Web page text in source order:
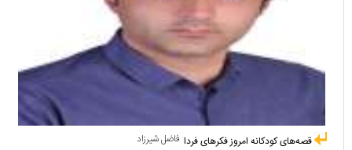
فاضل شیرزاد قصه‌های کودکانه امروز فکرهای فردا